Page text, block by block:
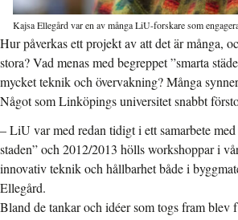
Kajsa Ellegård var en av många LiU-forskare som
Hur påverkas ett projekt av att det är många,
stora? Vad menas med begreppet ”smarta
mycket teknik och övervakning? Många
Något som Linköpings universitet snabbt
– LiU var med redan tidigt i ett samarbete
staden” och 2012/2013 hölls workshoppar i
innovativ teknik och hållbarhet både i
Ellegård.
Bland de tankar och idéer som togs fram